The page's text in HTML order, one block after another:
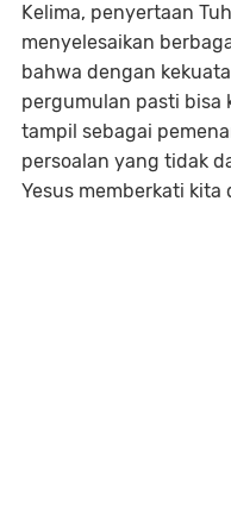
Kelima, penyertaan
menyelesaikan
bahwa dengan
pergumulan pasti bisa
tampil sebagai
persoalan yang tidak
Yesus memberkati kita